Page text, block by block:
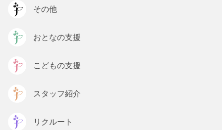
その他
おとなの支援
こどもの支援
スタッフ紹介
リクルート